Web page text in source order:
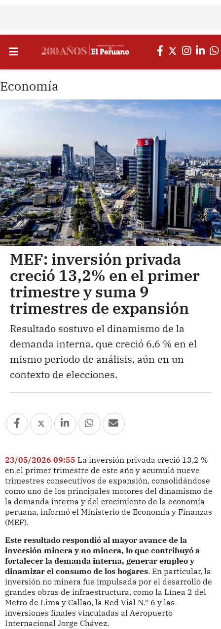
Economía
MEF: inversión privada
creció 13,2% en el primer
trimestre y suma 9
trimestres de expansión
Resultado sostuvo el dinamismo de la
demanda interna, que creció 6,6 % en el
mismo periodo de análisis, aún en un
contexto de elecciones.
23/05/2026 09:55 La inversión privada creció 13,2 %
en el primer trimestre de este año y acumuló nueve
trimestres consecutivos de expansión, consolidándose
como uno de los principales motores del dinamismo de
la demanda interna y del crecimiento de la economía
peruana, informó el Ministerio de Economía y Finanzas
(MEF).
Este resultado respondió al mayor avance de la
inversión minera y no minera, lo que contribuyó a
fortalecer la demanda interna, generar empleo y
dinamizar el consumo de los hogares. En particular, la
inversión no minera fue impulsada por el desarrollo de
grandes obras de infraestructura, como la Línea 2 del
Metro de Lima y Callao, la Red Vial N.° 6 y las
inversiones finales vinculadas al Aeropuerto
Internacional Jorge Chávez.